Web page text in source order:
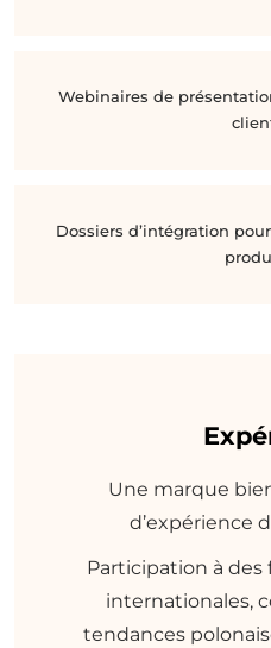
Webinaires de
Dossiers d’intégration
Une marque
d’expérience
Participation à des
internationales,
tendances